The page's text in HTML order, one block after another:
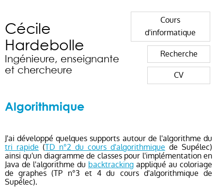
Cécile
Hardebolle
Ingénieure, enseignante
et chercheure
Cours
d'informatique
Recherche
CV
Algorithmique
J'ai développé quelques supports autour de l'algorithme du
tri rapide (TD n°2 du cours d'algorithmique de Supélec)
ainsi qu'un diagramme de classes pour l'implémentation en
Java de l'algorithme du backtracking appliqué au coloriage
de graphes (TP n°3 et 4 du cours d'algorithmique de
Supélec).